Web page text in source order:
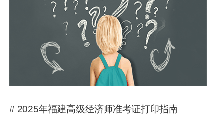
# 2025年福建高级经济师准考证打印指南